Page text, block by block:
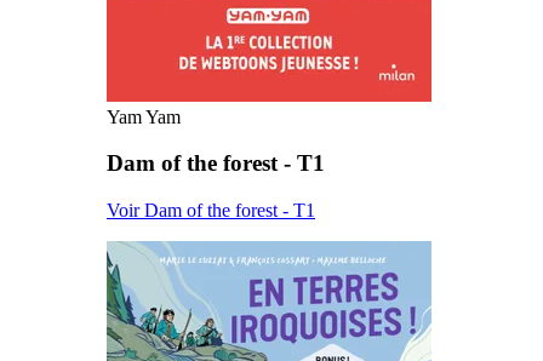
Yam Yam
Dam of the forest - T1
Voir Dam of the forest - T1